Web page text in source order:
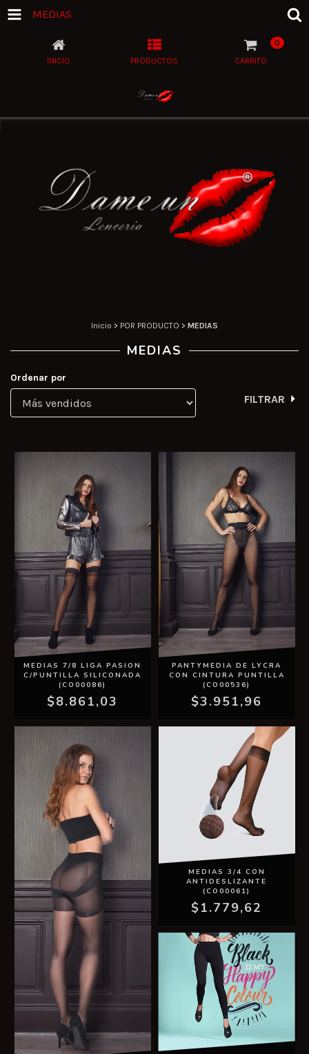
MEDIAS
INICIO PRODUCTOS CARRITO
0
Inicio > POR PRODUCTO > MEDIAS
MEDIAS
Ordenar por
FILTRAR
MEDIAS 7/8 LIGA PASION
C/PUNTILLA SILICONADA
(CO00086)
$8.861,03
PANTYMEDIA DE LYCRA
CON CINTURA PUNTILLA
(CO00536)
$3.951,96
MEDIAS 3/4 CON
ANTIDESLIZANTE
(CO00061)
$1.779,62